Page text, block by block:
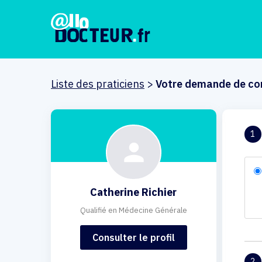
Liste des praticiens > Votre demande de
Catherine Richier
Qualifié en Médecine Générale
Consulter le profil
1